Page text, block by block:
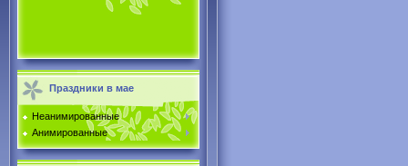
Праздники в мае
Неанимированные
Анимированные